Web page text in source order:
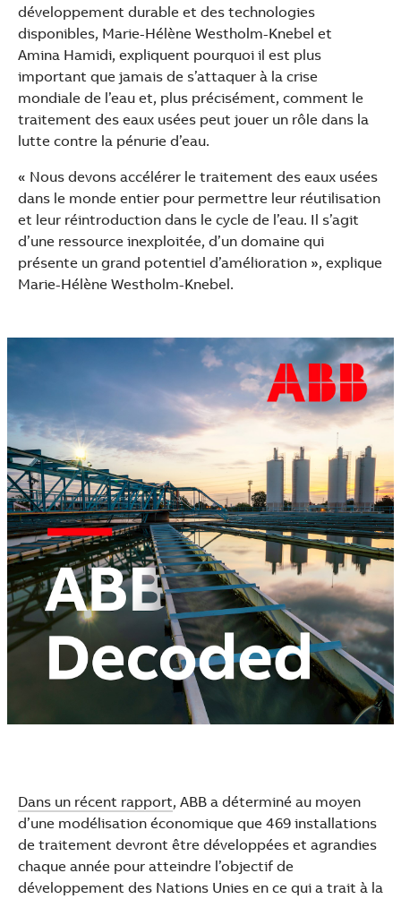
développement durable et des technologies
disponibles, Marie-Hélène Westholm-Knebel et
Amina Hamidi, expliquent pourquoi il est plus
important que jamais de s’attaquer à la crise
mondiale de l’eau et, plus précisément, comment le
traitement des eaux usées peut jouer un rôle dans la
lutte contre la pénurie d’eau.
« Nous devons accélérer le traitement des eaux usées
dans le monde entier pour permettre leur réutilisation
et leur réintroduction dans le cycle de l’eau. Il s’agit
d’une ressource inexploitée, d’un domaine qui
présente un grand potentiel d’amélioration », explique
Marie-Hélène Westholm-Knebel.
Dans un récent rapport, ABB a déterminé au moyen
d’une modélisation économique que 469 installations
de traitement devront être développées et agrandies
chaque année pour atteindre l’objectif de
développement des Nations Unies en ce qui a trait à la